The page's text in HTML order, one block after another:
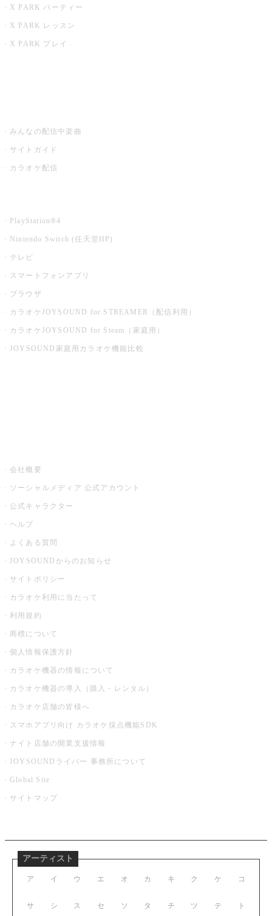
X PARK パーティー
X PARK レッスン
X PARK プレイ
みんなの配信中楽曲
サイトガイド
カラオケ配信
PlayStation®4
Nintendo Switch (任天堂HP)
テレビ
スマートフォンアプリ
ブラウザ
カラオケJOYSOUND for STREAMER（配信利用）
カラオケJOYSOUND for Steam（家庭用）
JOYSOUND家庭用カラオケ機能比較
会社概要
ソーシャルメディア 公式アカウント
公式キャラクター
ヘルプ
よくある質問
JOYSOUNDからのお知らせ
サイトポリシー
カラオケ利用に当たって
利用規約
商標について
個人情報保護方針
カラオケ機器の情報について
カラオケ機器の導入（購入・レンタル）
カラオケ店舗の皆様へ
スマホアプリ向け カラオケ採点機能SDK
ナイト店舗の開業支援情報
JOYSOUNDライバー 事務所について
Global Site
サイトマップ
アーティスト
ア イ ウ エ オ
サ シ ス セ ソ
カ キ ク ケ コ
タ チ ツ テ ト